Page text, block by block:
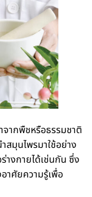
จากพืชหรือธรรมชาติ
สมุนไพรมาใช้อย่าง
างกายได้เช่นกัน ซึ่ง
าศัยความรู้เพื่อ